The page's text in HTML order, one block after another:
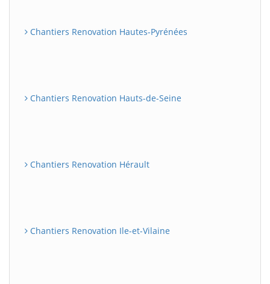
Chantiers Renovation Hautes-Pyrénées
Chantiers Renovation Hauts-de-Seine
Chantiers Renovation Hérault
Chantiers Renovation Ile-et-Vilaine